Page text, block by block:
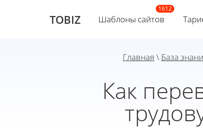
TOBIZ Шаблоны сайтов
Главная \ База
Как